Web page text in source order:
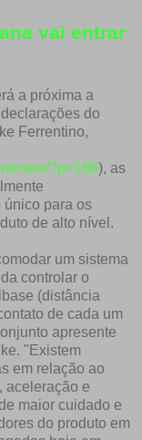
vai entrar
a próxima a
do
Ferrentino,
?p=166), as
único para os
de alto nível.
um sistema
controlar o
(distância
de cada um
apresente
"Existem
em relação ao
aceleração e
maior cuidado e
do produto em